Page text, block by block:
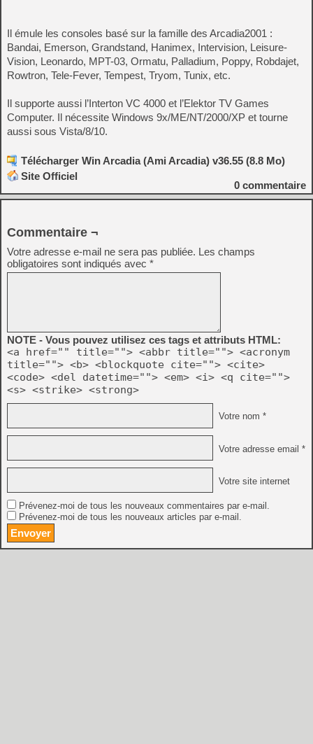
Il émule les consoles basé sur la famille des Arcadia2001 :
Bandai, Emerson, Grandstand, Hanimex, Intervision, Leisure-
Vision, Leonardo, MPT-03, Ormatu, Palladium, Poppy, Robdajet,
Rowtron, Tele-Fever, Tempest, Tryom, Tunix, etc.
Il supporte aussi l’Interton VC 4000 et l’Elektor TV Games
Computer. Il nécessite Windows 9x/ME/NT/2000/XP et tourne
aussi sous Vista/8/10.
Télécharger Win Arcadia (Ami Arcadia) v36.55 (8.8 Mo)
Site Officiel
0 commentaire
Commentaire ¬
Votre adresse e-mail ne sera pas publiée. Les champs
obligatoires sont indiqués avec *
NOTE - Vous pouvez utilisez ces tags et attributs HTML:
<a href="" title=""> <abbr title=""> <acronym
title=""> <b> <blockquote cite=""> <cite>
<code> <del datetime=""> <em> <i> <q cite="">
<s> <strike> <strong>
Votre nom *
Votre adresse email *
Votre site internet
Prévenez-moi de tous les nouveaux commentaires par e-mail.
Prévenez-moi de tous les nouveaux articles par e-mail.